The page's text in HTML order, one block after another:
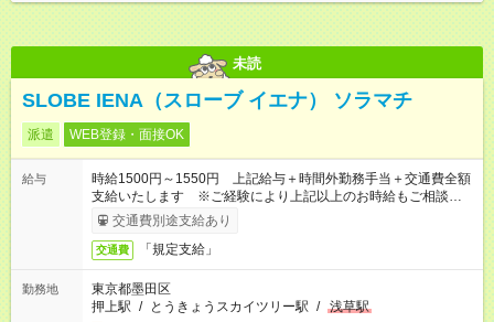
未読
SLOBE IENA（スローブ イエナ） ソラマチ
派遣 WEB登録・面接OK
給与
時給1500円～1550円 上記給与＋時間外勤務手当＋交通費全額
支給いたします ※ご経験により上記以上のお時給もご相談させ
ていただきます ※時間外手当はお時給の1.25倍です！
交通費別途支給あり
交通費 「規定支給」
勤務地
東京都墨田区
押上駅 / とうきょうスカイツリー駅 / 浅草駅